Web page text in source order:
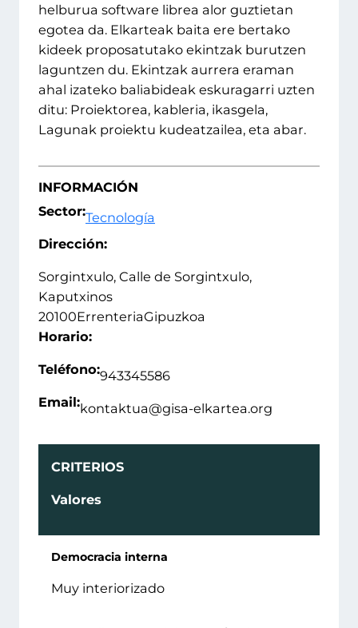
helburua software librea alor guztietan
egotea da. Elkarteak baita ere bertako
kideek proposatutako ekintzak burutzen
laguntzen du. Ekintzak aurrera eraman
ahal izateko baliabideak eskuragarri uzten
ditu: Proiektorea, kableria, ikasgela,
Lagunak proiektu kudeatzailea, eta abar.
INFORMACIÓN
Sector:Tecnología
Dirección:
Sorgintxulo, Calle de Sorgintxulo,
Kaputxinos
20100ErrenteriaGipuzkoa
Horario:
Teléfono:943345586
Email:kontaktua@gisa-elkartea.org
CRITERIOS
Valores
Democracia interna
Muy interiorizado